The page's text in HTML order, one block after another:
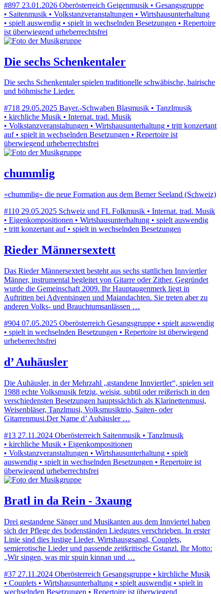
#897 23.01.2026 Oberösterreich Geigenmusik • Gesangsgruppe
• Saitenmusik • Volkstanzveranstaltungen • Wirtshausunterhaltung
• spielt auswendig • spielt in wechselnden Besetzungen • Repertoire
ist überwiegend urheberrechtsfrei
Die sechs Schenkentaler
Die sechs Schenkentaler spielen traditionelle schwäbische, bairische
und böhmische Lieder.
#718 29.05.2025 Bayer.-Schwaben Blasmusik • Tanzlmusik
• kirchliche Musik • Internat. trad. Musik
• Volkstanzveranstaltungen • Wirtshausunterhaltung • tritt konzertant
auf • spielt in wechselnden Besetzungen • Repertoire ist
überwiegend urheberrechtsfrei
chummlig
«chummlig» die neue Formation aus dem Berner Seeland (Schweiz)
#110 29.05.2025 Schweiz und FL Folkmusik • Internat. trad. Musik
• Eigenkompositionen • Wirtshausunterhaltung • spielt auswendig
• tritt konzertant auf • spielt in wechselnden Besetzungen
Rieder Männersextett
Das Rieder Männersextett besteht aus sechs stattlichen Innviertler
Männer, instrumental begleitet von Gitarre oder Zither. Gegründet
wurde die Gemeinschaft 2009. Ihr Hauptaugenmerk liegt in
Auftritten bei Adventsingen und Maiandachten. Sie treten aber zu
anderen Volks- und Brauchtumsanlässen …
#904 07.05.2025 Oberösterreich Gesangsgruppe • spielt auswendig
• spielt in wechselnden Besetzungen • Repertoire ist überwiegend
urheberrechtsfrei
d’ Auhäusler
Die Auhäusler, in der Mehrzahl „gstandene Innviertler“, spielen seit
1988 echte Volksmusik fetzig, weisig, subtil oder reißerisch in den
verschiedensten Besetzungen hauptssächlich als Klarinettenmusi,
Weisenbläser, Tanzlmusi, Volksmusiktrio, Saiten- oder
Gitarrenmusi.Der Name d’ Auhäusler …
#13 27.11.2024 Oberösterreich Saitenmusik • Tanzlmusik
• kirchliche Musik • Eigenkompositionen
• Volkstanzveranstaltungen • Wirtshausunterhaltung • spielt
auswendig • spielt in wechselnden Besetzungen • Repertoire ist
überwiegend urheberrechtsfrei
Bratl in da Rein - 3xaung
Drei gestandene Sänger und Musikanten aus dem Innviertel haben
sich der Pflege des bodenständen Liedgutes verschrieben. In erster
Linie sind dies lustige Lieder, Wirtshausgsangl, Couplets,
semierotische Lieder und passende zeitkritische Gstanzl. Ihr Motto:
„Wir singen, was mir spuin kinnan und …
#37 27.11.2024 Oberösterreich Gesangsgruppe • kirchliche Musik
• Couplets • Wirtshausunterhaltung • spielt auswendig • spielt in
wechselnden Besetzungen • Repertoire ist überwiegend